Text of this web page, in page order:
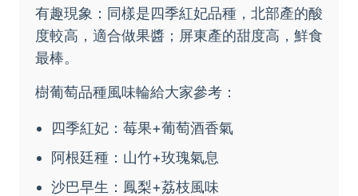
有趣現象：同樣是四季紅妃品種，北部產的酸
度較高，適合做果醬；屏東產的甜度高，鮮食
最棒。
樹葡萄品種風味輪給大家參考：
四季紅妃：莓果+葡萄酒香氣
阿根廷種：山竹+玫瑰氣息
沙巴早生：鳳梨+荔枝風味